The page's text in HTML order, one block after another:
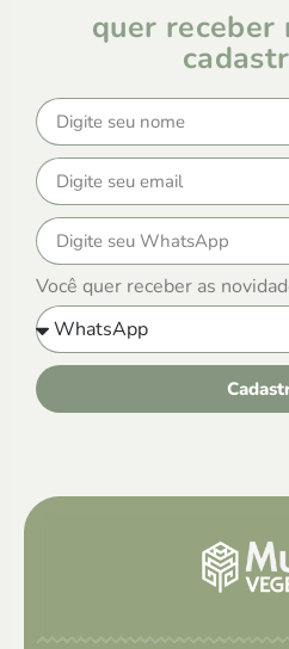
quer receber
Você quer receber as